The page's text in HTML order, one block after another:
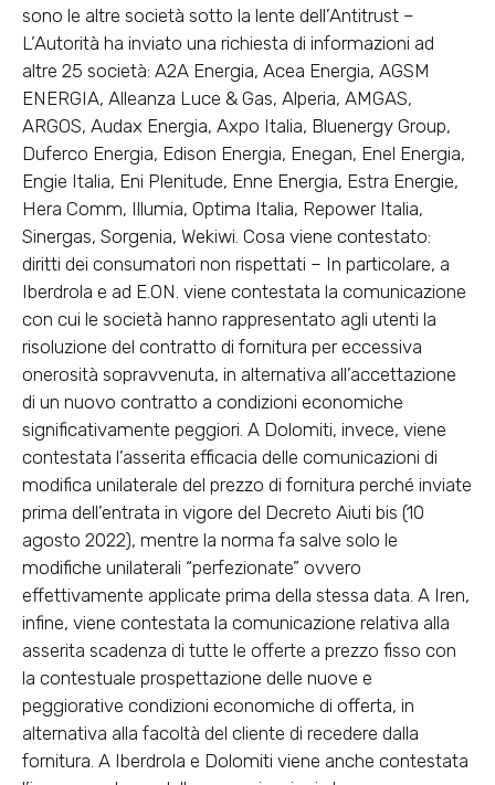
sono le altre società sotto la lente dell’Antitrust –
L’Autorità ha inviato una richiesta di informazioni ad
altre 25 società: A2A Energia, Acea Energia, AGSM
ENERGIA, Alleanza Luce & Gas, Alperia, AMGAS,
ARGOS, Audax Energia, Axpo Italia, Bluenergy Group,
Duferco Energia, Edison Energia, Enegan, Enel Energia,
Engie Italia, Eni Plenitude, Enne Energia, Estra Energie,
Hera Comm, Illumia, Optima Italia, Repower Italia,
Sinergas, Sorgenia, Wekiwi. Cosa viene contestato:
diritti dei consumatori non rispettati – In particolare, a
Iberdrola e ad E.ON. viene contestata la comunicazione
con cui le società hanno rappresentato agli utenti la
risoluzione del contratto di fornitura per eccessiva
onerosità sopravvenuta, in alternativa all’accettazione
di un nuovo contratto a condizioni economiche
significativamente peggiori. A Dolomiti, invece, viene
contestata l’asserita efficacia delle comunicazioni di
modifica unilaterale del prezzo di fornitura perché inviate
prima dell’entrata in vigore del Decreto Aiuti bis (10
agosto 2022), mentre la norma fa salve solo le
modifiche unilaterali “perfezionate” ovvero
effettivamente applicate prima della stessa data. A Iren,
infine, viene contestata la comunicazione relativa alla
asserita scadenza di tutte le offerte a prezzo fisso con
la contestuale prospettazione delle nuove e
peggiorative condizioni economiche di offerta, in
alternativa alla facoltà del cliente di recedere dalla
fornitura. A Iberdrola e Dolomiti viene anche contestata